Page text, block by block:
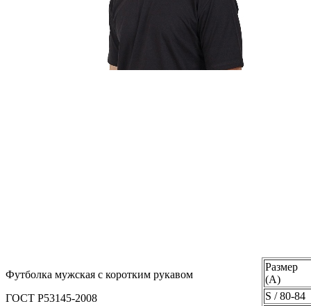
Футболка мужская с коротким рукавом
ГОСТ Р53145-2008
Размер
(А)
S / 80-84